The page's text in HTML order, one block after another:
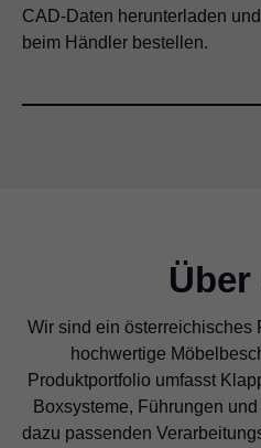
CAD-Daten herunterladen und
beim Händler bestellen.
Wir sind ein österreichisches
hochwertige
Produktportfolio umfasst
Boxsysteme, Führungen
dazu passenden